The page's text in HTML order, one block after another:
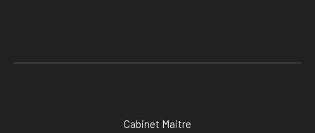
Cabinet Maitre